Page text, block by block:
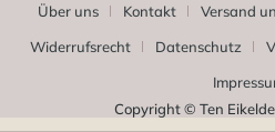
Über uns Kontakt
Versand
Widerrufsrecht
Datenschutz
Copyright © Ten